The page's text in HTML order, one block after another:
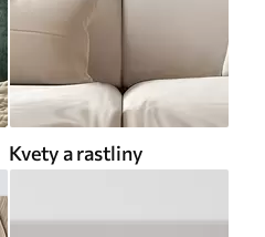
Kvety a rastliny